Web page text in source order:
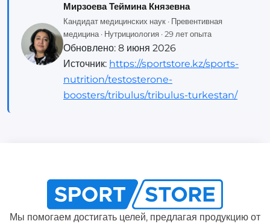
Мирзоева Теймина Князевна
Кандидат медицинских наук · Превентивная
медицина · Нутрициология · 29 лет опыта
Обновлено: 8 июня 2026
Источник: https://sportstore.kz/sports-
nutrition/testosterone-
boosters/tribulus/tribulus-turkestan/
Мы помогаем достигать целей, предлагая продукцию от